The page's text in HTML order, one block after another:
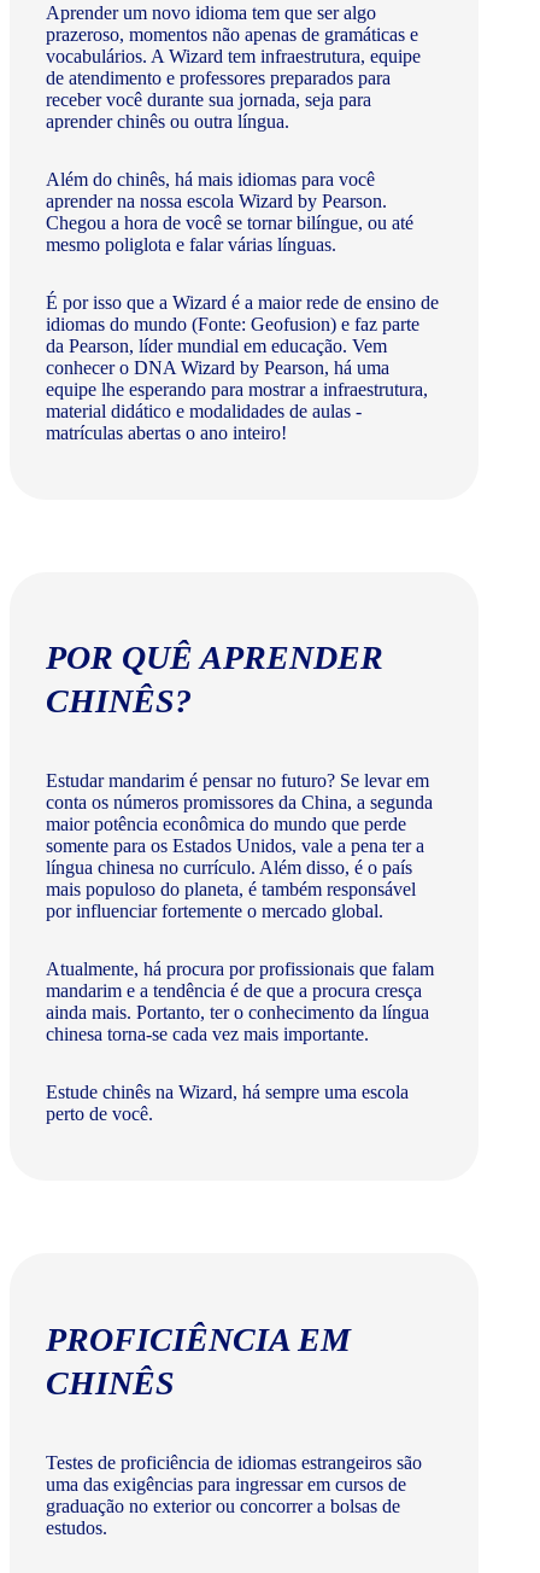
Aprender um novo idioma tem que ser algo
prazeroso, momentos não apenas de gramáticas e
vocabulários. A Wizard tem infraestrutura, equipe
de atendimento e professores preparados para
receber você durante sua jornada, seja para
aprender chinês ou outra língua.
Além do chinês, há mais idiomas para você
aprender na nossa escola Wizard by Pearson.
Chegou a hora de você se tornar bilíngue, ou até
mesmo poliglota e falar várias línguas.
É por isso que a Wizard é a maior rede de ensino de
idiomas do mundo (Fonte: Geofusion) e faz parte
da Pearson, líder mundial em educação. Vem
conhecer o DNA Wizard by Pearson, há uma
equipe lhe esperando para mostrar a infraestrutura,
material didático e modalidades de aulas -
matrículas abertas o ano inteiro!
POR QUÊ APRENDER
CHINÊS?
Estudar mandarim é pensar no futuro? Se levar em
conta os números promissores da China, a segunda
maior potência econômica do mundo que perde
somente para os Estados Unidos, vale a pena ter a
língua chinesa no currículo. Além disso, é o país
mais populoso do planeta, é também responsável
por influenciar fortemente o mercado global.
Atualmente, há procura por profissionais que falam
mandarim e a tendência é de que a procura cresça
ainda mais. Portanto, ter o conhecimento da língua
chinesa torna-se cada vez mais importante.
Estude chinês na Wizard, há sempre uma escola
perto de você.
PROFICIÊNCIA EM
CHINÊS
Testes de proficiência de idiomas estrangeiros são
uma das exigências para ingressar em cursos de
graduação no exterior ou concorrer a bolsas de
estudos.